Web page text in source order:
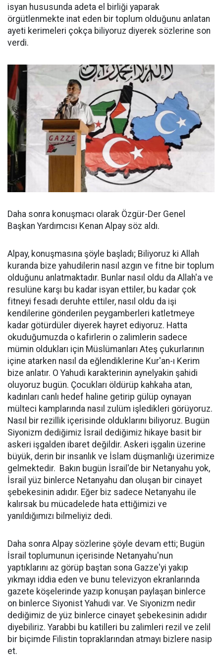
isyan hususunda adeta el birliği yaparak
örgütlenmekte inat eden bir toplum olduğunu anlatan
ayeti kerimeleri çokça biliyoruz diyerek sözlerine son
verdi.
Daha sonra konuşmacı olarak Özgür-Der Genel
Başkan Yardımcısı Kenan Alpay söz aldı.
Alpay, konuşmasına şöyle başladı; Biliyoruz ki Allah
kuranda bize yahudilerin nasıl azgın ve fitne bir toplum
olduğunu anlatmaktadır. Bunlar nasıl oldu da Allah'a ve
resulüne karşı bu kadar isyan ettiler, bu kadar çok
fitneyi fesadı deruhte ettiler, nasıl oldu da işi
kendilerine gönderilen peygamberleri katletmeye
kadar götürdüler diyerek hayret ediyoruz. Hatta
okuduğumuzda o kafirlerin o zalimlerin sadece
mümin oldukları için Müslümanları Ateş çukurlarının
içine atarken nasıl da eğlendiklerine Kur'an-ı Kerim
bize anlatır. O Yahudi karakterinin aynelyakin şahidi
oluyoruz bugün. Çocukları öldürüp kahkaha atan,
kadınları canlı hedef haline getirip gülüp oynayan
mülteci kamplarında nasıl zulüm işledikleri görüyoruz.
Nasıl bir rezillik içerisinde olduklarını biliyoruz. Bugün
Siyonizm dediğimiz İsrail dediğimiz hikaye basit bir
askeri işgalden ibaret değildir. Askeri işgalin üzerine
büyük, derin bir insanlık ve İslam düşmanlığı üzerimize
gelmektedir. Bakın bugün İsrail'de bir Netanyahu yok,
İsrail yüz binlerce Netanyahu dan oluşan bir cinayet
şebekesinin adıdır. Eğer biz sadece Netanyahu ile
kalırsak bu mücadelede hata ettiğimizi ve
yanıldığımızı bilmeliyiz dedi.
Daha sonra Alpay sözlerine şöyle devam etti; Bugün
İsrail toplumunun içerisinde Netanyahu'nun
yaptıklarını az görüp baştan sona Gazze'yi yakıp
yıkmayı iddia eden ve bunu televizyon ekranlarında
gazete köşelerinde yazıp konuşan paylaşan binlerce
on binlerce Siyonist Yahudi var. Ve Siyonizm nedir
dediğimiz de yüz binlerce cinayet şebekesinin adıdır
diyebiliriz. Yarabbi bu katilleri bu zalimleri rezil ve zelil
bir biçimde Filistin topraklarından atmayı bizlere nasip
et.